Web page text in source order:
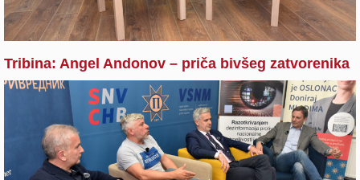
Tribina: Angel Andonov – priča bivšeg zatvorenika